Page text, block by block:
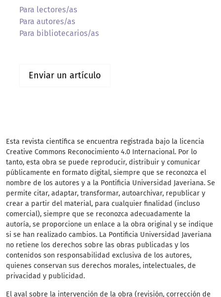
Para lectores/as
Para autores/as
Para bibliotecarios/as
Enviar un artículo
Esta revista científica se encuentra registrada bajo la licencia
Creative Commons Reconocimiento 4.0 Internacional. Por lo
tanto, esta obra se puede reproducir, distribuir y comunicar
públicamente en formato digital, siempre que se reconozca el
nombre de los autores y a la Pontificia Universidad Javeriana. Se
permite citar, adaptar, transformar, autoarchivar, republicar y
crear a partir del material, para cualquier finalidad (incluso
comercial), siempre que se reconozca adecuadamente la
autoría, se proporcione un enlace a la obra original y se indique
si se han realizado cambios. La Pontificia Universidad Javeriana
no retiene los derechos sobre las obras publicadas y los
contenidos son responsabilidad exclusiva de los autores,
quienes conservan sus derechos morales, intelectuales, de
privacidad y publicidad.
El aval sobre la intervención de la obra (revisión, corrección de